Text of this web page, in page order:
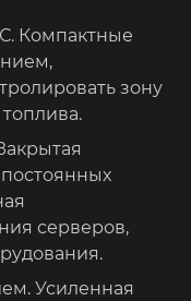
Компактные
зону
серверов,
Усиленная